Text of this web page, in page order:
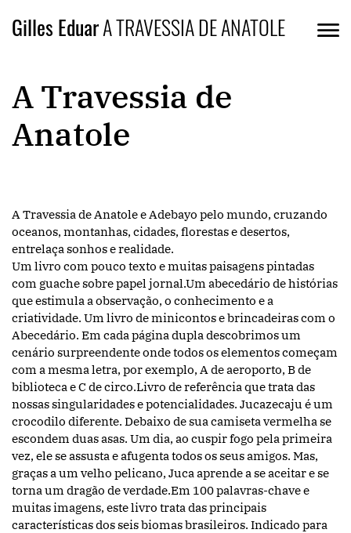
Gilles EduarA TRAVESSIA DE ANATOLE
A Travessia de
Anatole
A Travessia de Anatole e Adebayo pelo mundo, cruzando
oceanos, montanhas, cidades, florestas e desertos,
entrelaça sonhos e realidade.
Um livro com pouco texto e muitas paisagens pintadas
com guache sobre papel jornal.Um abecedário de histórias
que estimula a observação, o conhecimento e a
criatividade. Um livro de minicontos e brincadeiras com o
Abecedário. Em cada página dupla descobrimos um
cenário surpreendente onde todos os elementos começam
com a mesma letra, por exemplo, A de aeroporto, B de
biblioteca e C de circo.Livro de referência que trata das
nossas singularidades e potencialidades. Jucazecaju é um
crocodilo diferente. Debaixo de sua camiseta vermelha se
escondem duas asas. Um dia, ao cuspir fogo pela primeira
vez, ele se assusta e afugenta todos os seus amigos. Mas,
graças a um velho pelicano, Juca aprende a se aceitar e se
torna um dragão de verdade.Em 100 palavras-chave e
muitas imagens, este livro trata das principais
características dos seis biomas brasileiros. Indicado para